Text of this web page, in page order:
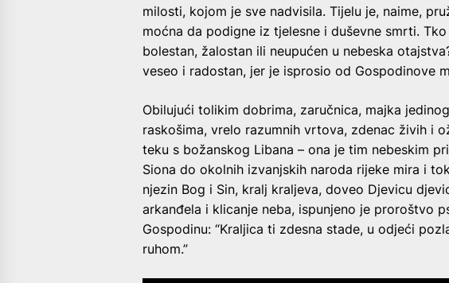
milosti, kojom je sve nadvisila. Tijelu je, naime,
moćna da podigne iz tjelesne i duševne smrti.
bolestan, žalostan ili neupućen u nebeska
veseo i radostan, jer je isprosio od Gospodinove
Obilujući tolikim dobrima, zaručnica, majka
raskošima, vrelo razumnih vrtova, zdenac živih i
teku s božanskog Libana – ona je tim nebeskim
Siona do okolnih izvanjskih naroda rijeke mira i
njezin Bog i Sin, kralj kraljeva, doveo Djevicu
arkanđela i klicanje neba, ispunjeno je proroštvo
Gospodinu: “Kraljica ti zdesna stade, u odjeći
ruhom.”